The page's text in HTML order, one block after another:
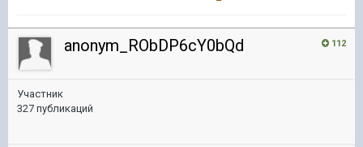
112
anonym_RObDP6cY0bQd
Участник
327 публикаций